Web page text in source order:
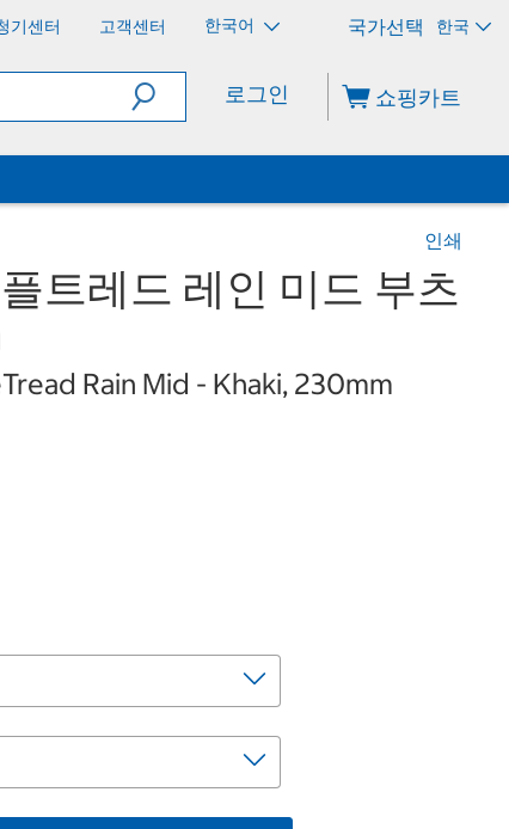
기센터 고객센터 한국어 한국
로그인 쇼핑카트
인쇄
트레드 레인 미드 부츠
Rain Mid - Khaki, 230mm